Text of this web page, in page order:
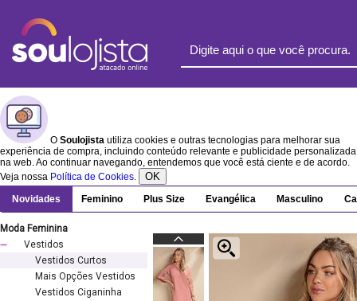
O Soulojista utiliza cookies e outras tecnologias para melhorar sua
experiência de compra, incluindo conteúdo relevante e publicidade personalizada
na web. Ao continuar navegando, entendemos que você está ciente e de acordo.
Veja nossa Política de Cookies. OK
Novidades Feminino Plus Size Evangélica Masculino
Moda Feminina
Vestidos
Vestidos Curtos
Mais Opções Vestidos
Vestidos Ciganinha